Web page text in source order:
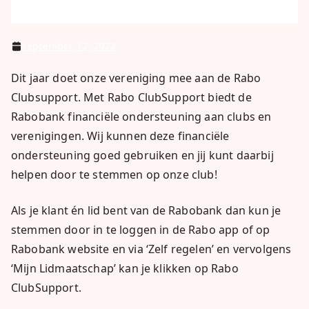
Dit jaar doet onze vereniging mee aan de Rabo
Clubsupport. Met Rabo ClubSupport biedt de
Rabobank financiële ondersteuning aan clubs en
verenigingen. Wij kunnen deze financiële
ondersteuning goed gebruiken en jij kunt daarbij
helpen door te stemmen op onze club!
Als je klant én lid bent van de Rabobank dan kun je
stemmen door in te loggen in de Rabo app of op
Rabobank website en via ‘Zelf regelen’ en vervolgens
‘Mijn Lidmaatschap’ kan je klikken op Rabo
ClubSupport.